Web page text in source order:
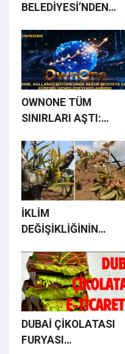
BELEDİYESİ’NDEN
BİN 200 TL
PROMOSYON
OWNONE TÜM
SINIRLARI AŞTI:
KATILIM ÇIĞ GİBİ
BÜYÜYOR
İKLİM
DEĞİŞİKLİĞİNİN
GİDEREK ARTIYOR
DUBAİ ÇİKOLATASI
FURYASI